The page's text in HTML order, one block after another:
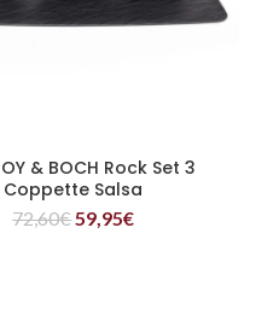
LEGGI TUTTO
& BOCH Rock Set 3
Coppette Salsa
72,60€59,95€